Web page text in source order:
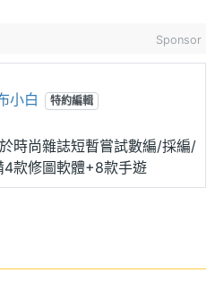
Sponsor
小白 特約編輯
時尚雜誌短暫嘗試數編/採編/
4款修圖軟體+8款手遊